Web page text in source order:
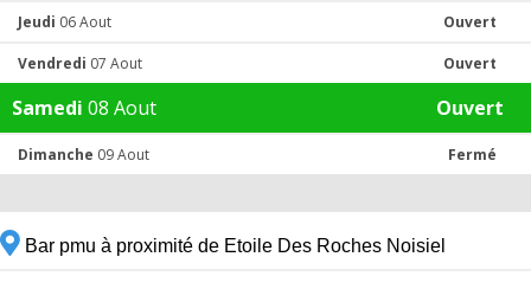
Jeudi 06 Aout Ouvert
Vendredi 07 Aout Ouvert
Samedi 08 Aout Ouvert
Dimanche 09 Aout Fermé
Bar pmu à proximité de Etoile Des Roches Noisiel